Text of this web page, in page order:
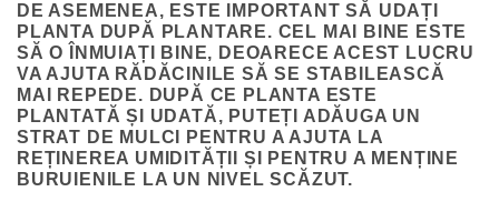
DE ASEMENEA, ESTE IMPORTANT SĂ UDAȚI
PLANTA DUPĂ PLANTARE. CEL MAI BINE ESTE
SĂ O ÎNMUIAȚI BINE, DEOARECE ACEST LUCRU
VA AJUTA RĂDĂCINILE SĂ SE STABILEASCĂ
MAI REPEDE. DUPĂ CE PLANTA ESTE
PLANTATĂ ȘI UDATĂ, PUTEȚI ADĂUGA UN
STRAT DE MULCI PENTRU A AJUTA LA
REȚINEREA UMIDITĂȚII ȘI PENTRU A MENȚINE
BURUIENILE LA UN NIVEL SCĂZUT.